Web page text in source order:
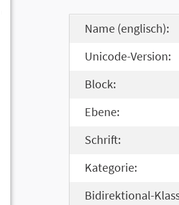
Name (englisch):
Unicode-Version:
Block:
Ebene:
Schrift:
Kategorie:
Bidirektional-